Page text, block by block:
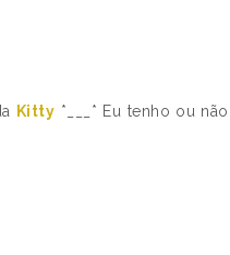
Kitty *___* Eu tenho ou não
LAYOUT HUHUU TÁ